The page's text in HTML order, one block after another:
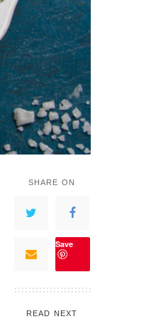
SHARE ON
Save
READ NEXT